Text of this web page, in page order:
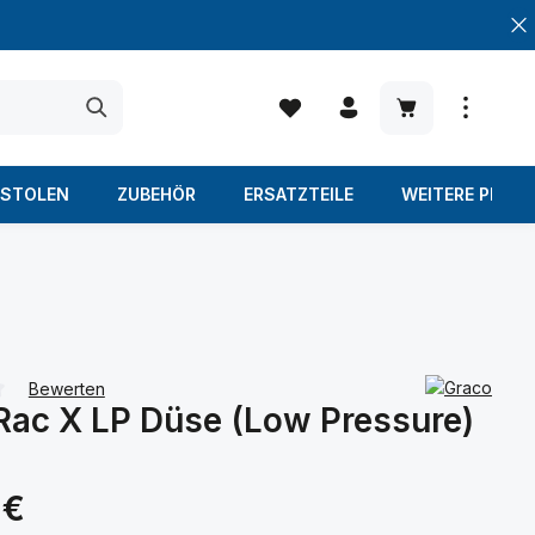
Warenkorb
ZUBEHÖR ERSATZTEILE WEITERE
Bewertung von 0 von 5 Sternen
Bewerten
X LP Düse (Low Pressure)